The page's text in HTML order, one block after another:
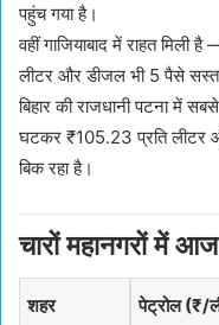
पहुंच गया है।
वहीं गाजियाबाद में राहत
लीटर और डीजल भी 5 पैसे
बिहार की राजधानी पटना में
घटकर ₹105.23 प्रति लीटर
बिक रहा है।
चारों महानगरों में
शहर पेट्रोल (₹/